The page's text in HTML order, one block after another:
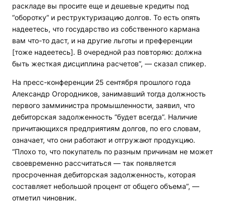
раскладе вы просите еще и дешевые кредиты под
“оборотку” и реструктуризацию долгов. То есть опять
надеетесь, что государство из собственного кармана
вам что-то даст, и на другие льготы и преференции
[тоже надеетесь]. В очередной раз повторяю: должна
быть жесткая дисциплина расчетов”, — сказал спикер.
На пресс-конференции 25 сентября прошлого года
Александр Огородников, занимавший тогда должность
первого замминистра промышленности, заявил, что
дебиторская задолженность “будет всегда”. Наличие
причитающихся предприятиям долгов, по его словам,
означает, что они работают и отгружают продукцию.
“Плохо то, что покупатель по разным причинам не может
своевременно рассчитаться — так появляется
просроченная дебиторская задолженность, которая
составляет небольшой процент от общего объема”, —
отметил чиновник.